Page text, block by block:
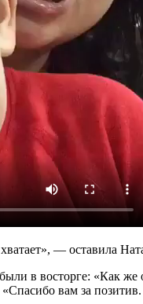
— оставила
в восторге: «Как
вам за